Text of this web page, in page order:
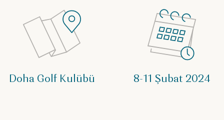
Doha Golf Kulübü 8-11 Şubat 2024